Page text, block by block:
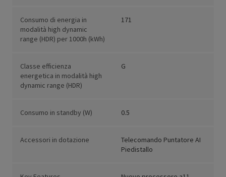
Consumo di energia in
modalità high dynamic
range (HDR) per 1000h (kWh)
171
Classe efficienza
energetica in modalità high
dynamic range (HDR)
G
Consumo in standby (W) 0.5
Accessori in dotazione
Telecomando Puntatore AI
Piedistallo